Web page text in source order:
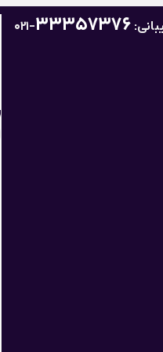
33357376
-021